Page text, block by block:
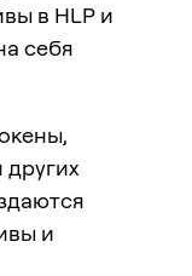
в HLP и
себя
и